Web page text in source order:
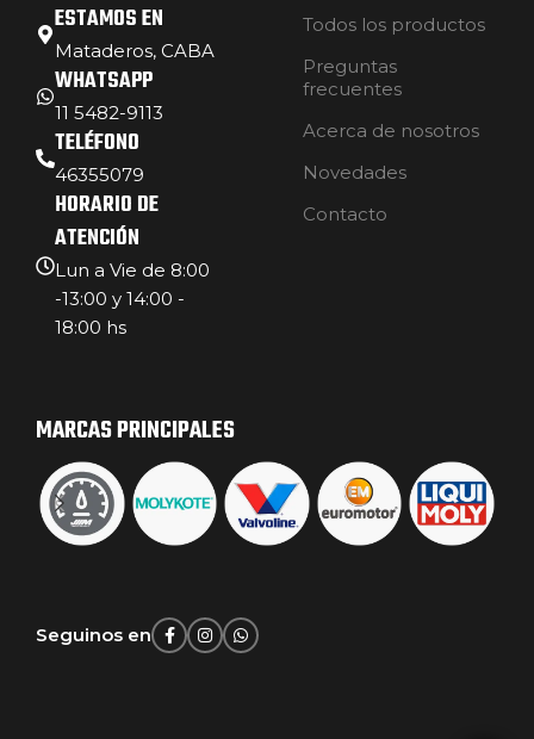
ESTAMOS EN
Mataderos, CABA
WHATSAPP
11 5482-9113
TELÉFONO
46355079
HORARIO DE
ATENCIÓN
Lun a Vie de 8:00
-13:00 y 14:00 -
18:00 hs
Todos los productos
Preguntas
frecuentes
Acerca de nosotros
Novedades
Contacto
MARCAS PRINCIPALES
Seguinos en